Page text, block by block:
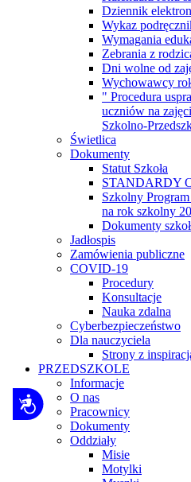
Dostępność
Dziennik
Wykaz
Wymagania
Zebrania z
Dni wolne od
Wychowawcy
" Procedura
uczniów na
Szkolno-
Świetlica
Dokumenty
Statut Szkoła
STANDARDY
Szkolny
na rok szkolny
Dokumenty
Jadłospis
Zamówienia publiczne
COVID-19
Procedury
Konsultacje
Nauka zdalna
Cyberbezpieczeństwo
Dla nauczyciela
Strony z
PRZEDSZKOLE
Informacje
O nas
Pracownicy
Dokumenty
Oddziały
Misie
Motylki